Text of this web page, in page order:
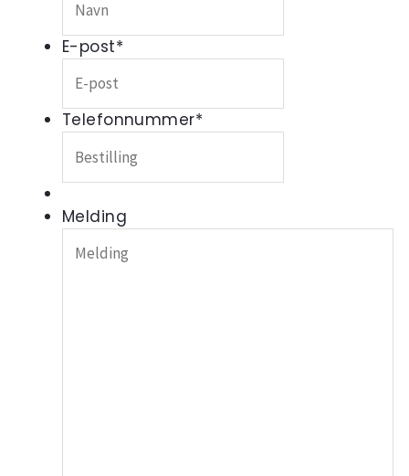
E-post*
Telefonnummer*
Melding